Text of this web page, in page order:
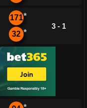
171*
32 *
3 - 1